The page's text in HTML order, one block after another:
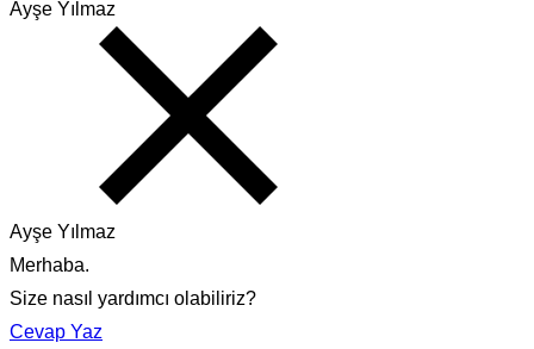
Ayşe Yılmaz
Ayşe Yılmaz
Merhaba.
Size nasıl yardımcı olabiliriz?
Cevap Yaz